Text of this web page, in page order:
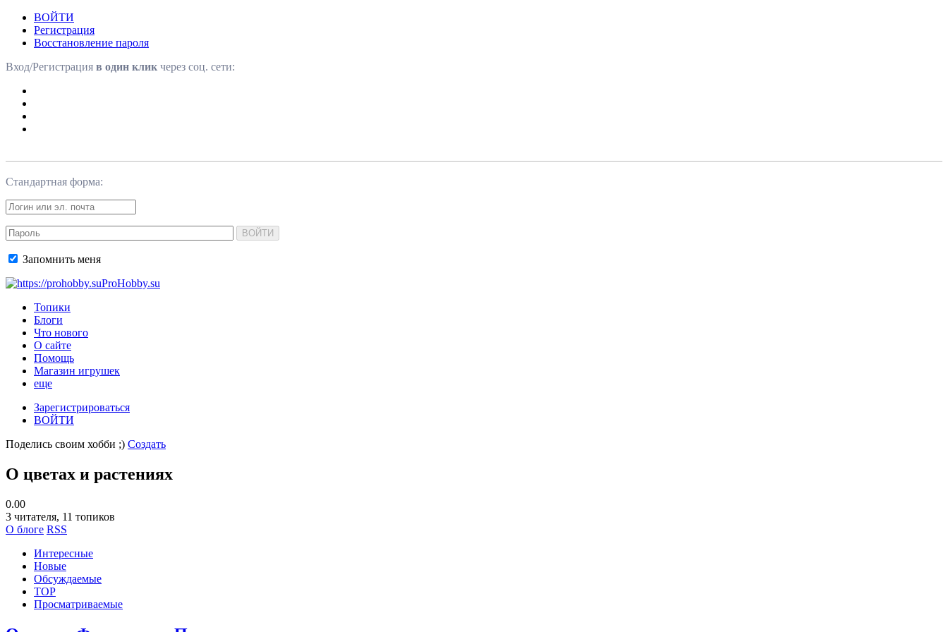
ВОЙТИ
Регистрация
Восстановление пароля
Вход/Регистрация в один клик через соц. сети:
Стандартная форма:
ВОЙТИ
Запомнить меня
ProHobby.su
Топики
Блоги
Что нового
О сайте
Помощь
Магазин игрушек
еще
Зарегистрироваться
ВОЙТИ
Поделись своим хобби ;) Создать
О цветах и растениях
0.00
3 читателя, 11 топиков
О блоге RSS
Интересные
Новые
Обсуждаемые
TOP
Просматриваемые